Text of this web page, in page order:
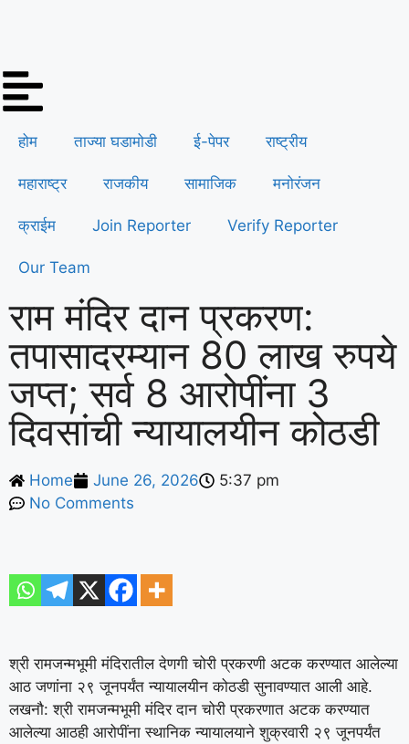
होम ताज्या घडामोडी ई-पेपर राष्ट्रीय
महाराष्ट्र राजकीय सामाजिक मनोरंजन
क्राईम Join Reporter Verify Reporter
Our Team
राम मंदिर दान प्रकरण:
तपासादरम्यान 80 लाख रुपये
जप्त; सर्व 8 आरोपींना 3
दिवसांची न्यायालयीन कोठडी
Home June 26, 2026
5:37 pm
No Comments
श्री रामजन्मभूमी मंदिरातील देणगी चोरी प्रकरणी अटक करण्यात आलेल्या
आठ जणांना २९ जूनपर्यंत न्यायालयीन कोठडी सुनावण्यात आली आहे.
लखनौ: श्री रामजन्मभूमी मंदिर दान चोरी प्रकरणात अटक करण्यात
आलेल्या आठही आरोपींना स्थानिक न्यायालयाने शुक्रवारी २९ जूनपर्यंत